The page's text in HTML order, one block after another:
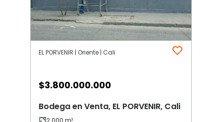
EL PORVENIR | Oriente | Cali
$3.800.000.000
Bodega en Venta, EL PORVENIR, Cali